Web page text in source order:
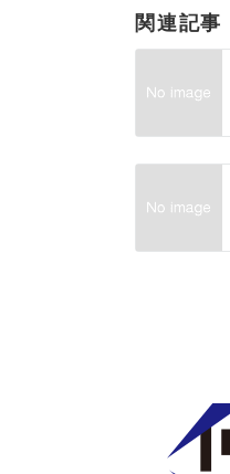
ゲ
ー
ョ
ン
関連記事